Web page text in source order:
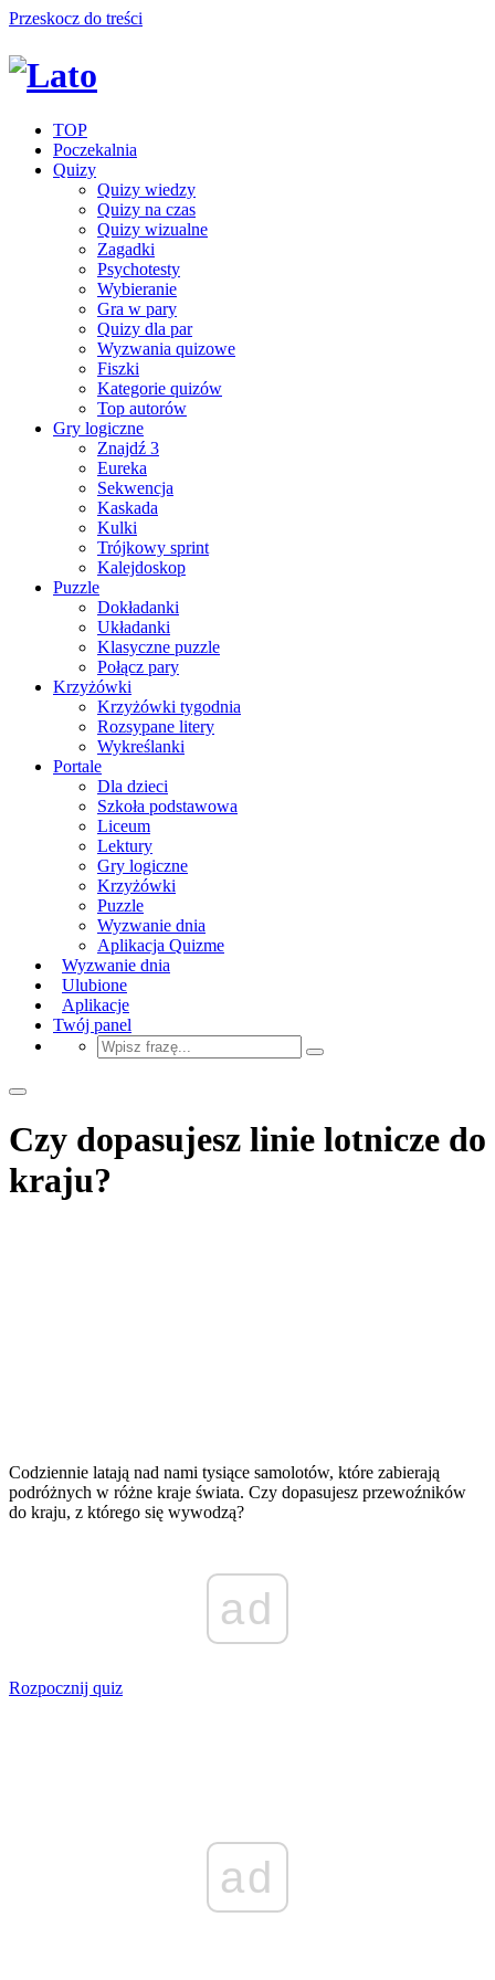
Przeskocz do treści
TOP
Poczekalnia
Quizy
Quizy wiedzy
Quizy na czas
Quizy wizualne
Zagadki
Psychotesty
Wybieranie
Gra w pary
Quizy dla par
Wyzwania quizowe
Fiszki
Kategorie quizów
Top autorów
Gry logiczne
Znajdź 3
Eureka
Sekwencja
Kaskada
Kulki
Trójkowy sprint
Kalejdoskop
Puzzle
Dokładanki
Układanki
Klasyczne puzzle
Połącz pary
Krzyżówki
Krzyżówki tygodnia
Rozsypane litery
Wykreślanki
Portale
Dla dzieci
Szkoła podstawowa
Liceum
Lektury
Gry logiczne
Krzyżówki
Puzzle
Wyzwanie dnia
Aplikacja Quizme
Wyzwanie dnia
Ulubione
Aplikacje
Twój panel
Czy dopasujesz linie lotnicze do
kraju?
Codziennie latają nad nami tysiące samolotów, które zabierają
podróżnych w różne kraje świata. Czy dopasujesz przewoźników
do kraju, z którego się wywodzą?
ad
Rozpocznij quiz
ad